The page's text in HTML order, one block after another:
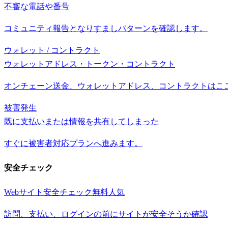
不審な電話や番号
コミュニティ報告となりすましパターンを確認します。
ウォレット / コントラクト
ウォレットアドレス・トークン・コントラクト
オンチェーン送金、ウォレットアドレス、コントラクトはこ
被害発生
既に支払いまたは情報を共有してしまった
すぐに被害者対応プランへ進みます。
安全チェック
Webサイト安全チェック無料人気
訪問、支払い、ログインの前にサイトが安全そうか確認